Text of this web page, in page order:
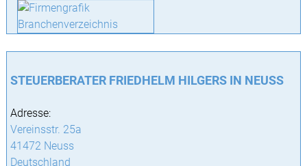
STEUERBERATER FRIEDHELM HILGERS IN NEUSS
Adresse:
Vereinsstr. 25a
41472 Neuss
Deutschland